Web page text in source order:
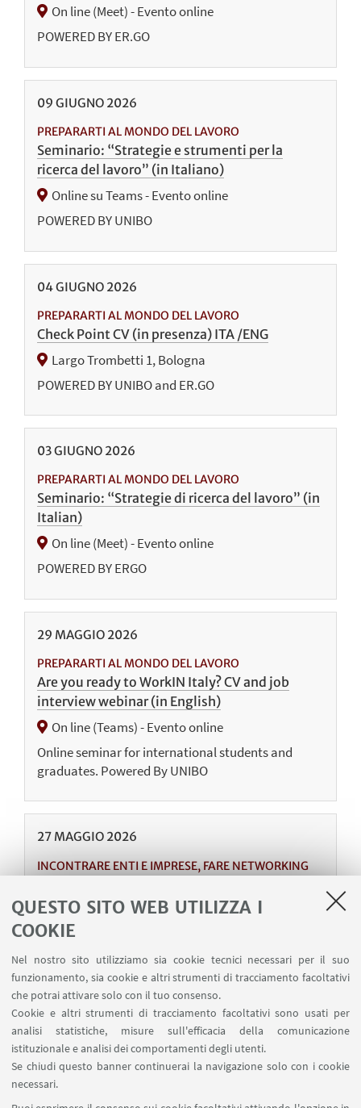
QUESTO SITO WEB UTILIZZA I
COOKIE
Nel nostro sito utilizziamo sia cookie tecnici necessari per il suo
funzionamento, sia cookie e altri strumenti di tracciamento facoltativi
che potrai attivare solo con il tuo consenso.
Cookie e altri strumenti di tracciamento facoltativi sono usati per
analisi statistiche, misure sull'efficacia della comunicazione
istituzionale e analisi dei comportamenti degli utenti.
Se chiudi questo banner continuerai la navigazione solo con i cookie
necessari.
On line (Meet) - Evento online
POWERED BY ER.GO
09 GIUGNO 2026
PREPARARTI AL MONDO DEL LAVORO
Seminario: “Strategie e strumenti per la
ricerca del lavoro” (in Italiano)
Online su Teams - Evento online
POWERED BY UNIBO
04GIUGNO 2026
PREPARARTI AL MONDO DEL LAVORO
Check Point CV (in presenza) ITA /ENG
Largo Trombetti 1, Bologna
POWERED BY UNIBO and ER.GO
03GIUGNO 2026
PREPARARTI AL MONDO DEL LAVORO
Seminario: “Strategie di ricerca del lavoro” (in
Italian)
On line (Meet) - Evento online
POWERED BY ERGO
29 MAGGIO 2026
PREPARARTI AL MONDO DEL LAVORO
Are you ready to WorkIN Italy? CV and job
interview webinar (in English)
On line (Teams) - Evento online
Online seminar for international students and
graduates. Powered By UNIBO
27 MAGGIO 2026
INCONTRARE ENTI E IMPRESE, FARE NETWORKING
azienda
Plesso Aule Belmeloro, Via Andreatta n. 8,
Sperimenta il dialogo, accorcia le distanze e
trasforma la diversità generazionale in una visione
condivisa
1 2 4 5 6